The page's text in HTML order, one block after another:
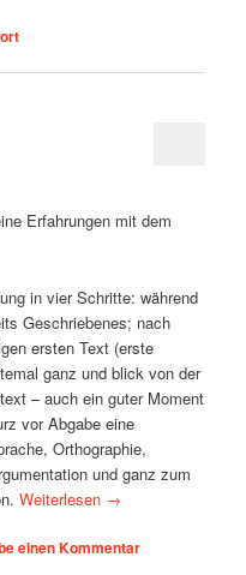
Erfahrungen mit dem
in vier Schritte: während
Geschriebenes; nach
ersten Text (erste
ganz und blick von der
– auch ein guter Moment
vor Abgabe eine
Orthographie,
und ganz zum
Weiterlesen →
einen Kommentar